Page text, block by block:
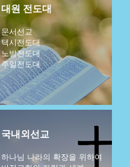
대원 전도대
문서선교
택시전도대
노방전도대
주일전도대
국내외선교
하나님 나라의 확장을 위하여